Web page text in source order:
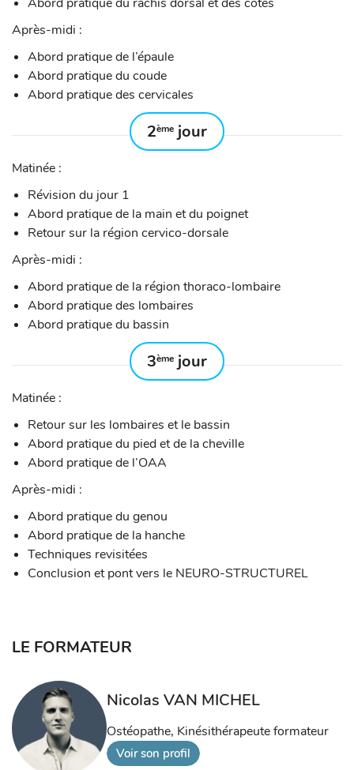
Après-midi :
Abord pratique de l’épaule
Abord pratique du coude
Abord pratique des cervicales
2ème jour
Matinée :
Révision du jour 1
Abord pratique de la main et du poignet
Retour sur la région cervico-dorsale
Après-midi :
Abord pratique de la région thoraco-lombaire
Abord pratique des lombaires
Abord pratique du bassin
3ème jour
Matinée :
Retour sur les lombaires et le bassin
Abord pratique du pied et de la cheville
Abord pratique de l’OAA
Après-midi :
Abord pratique du genou
Abord pratique de la hanche
Techniques revisitées
Conclusion et pont vers le NEURO-STRUCTUREL
LE FORMATEUR
Nicolas VAN MICHEL
Ostéopathe, Kinésithérapeute formateur
Voir son profil